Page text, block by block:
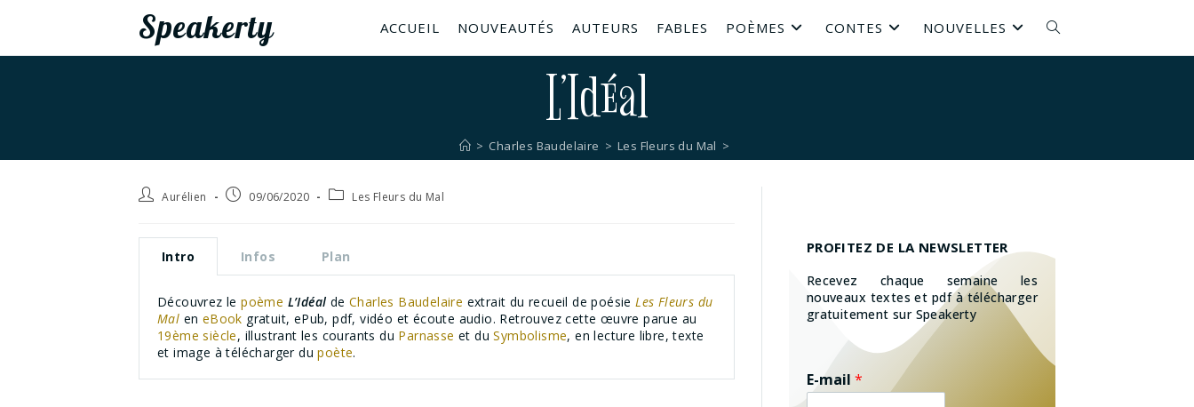
Speakerty ACCUEIL NOUVEAUTÉS AUTEURS FABLES POÈMES CONTES NOUVELLES
L’Idéal
> Charles Baudelaire > Les Fleurs du Mal >
Aurélien 09/06/2020 Les Fleurs du Mal
Intro Infos Plan
Découvrez lepoème L’Idéal deCharles Baudelaire extrait du recueil de poésieLes Fleurs du
Mal en eBook gratuit, ePub, pdf, vidéo et écoute audio. Retrouvez cette œuvre parue au
19ème siècle, illustrant les courants du Parnasse et duSymbolisme, en lecture libre, texte
et image à télécharger dupoète.
PROFITEZ DE LA NEWSLETTER
Recevez chaque semaine les
nouveaux textes et pdf à télécharger
gratuitement sur Speakerty
E-mail *